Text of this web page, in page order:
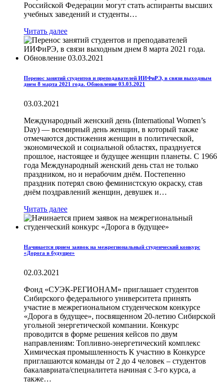
Российской Федерации могут стать аспиранты высших
учебных заведений и студенты…
Читать далее
Перенос занятий студентов и преподавателей ИИФиРЭ, в связи выходным
днем 8 марта 2021 года. Обновление 03.03.2021
03.03.2021
Международный женский день (International Women’s
Day) — всемирный день женщин, в который также
отмечаются достижения женщин в политической,
экономической и социальной областях, празднуется
прошлое, настоящее и будущее женщин планеты. С 1966
года Международный женский день стал не только
праздником, но и нерабочим днём. Постепенно
праздник потерял свою феминистскую окраску, став
днём поздравлений женщин, девушек и…
Читать далее
Начинается прием заявок на межрегиональный студенческий конкурс
«Дорога в будущее»
02.03.2021
Фонд «СУЭК-РЕГИОНАМ» приглашает студентов
Сибирского федерального университета принять
участие в межрегиональном студенческом конкурсе
«Дорога в будущее», посвященном 20-летию Сибирской
угольной энергетической компании. Конкурс
проводится в форме решения кейсов по двум
направлениям: Топливно-энергетический комплекс
Химическая промышленность К участию в Конкурсе
приглашаются команды от 2 до 4 человек – студентов
бакалавриата/специалитета начиная с 3-го курса, а
также…